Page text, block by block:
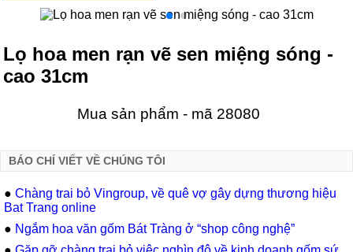
Lọ hoa men rạn vẽ sen miệng sóng -
cao 31cm
Mua sản phẩm - mã 28080
BÁO CHÍ VIẾT VỀ CHÚNG TÔI
● Chàng trai bỏ Vingroup, về quê vợ gây dựng thương hiệu
Bat Trang online
● Ngắm hoa văn gốm Bát Tràng ở “shop công nghệ”